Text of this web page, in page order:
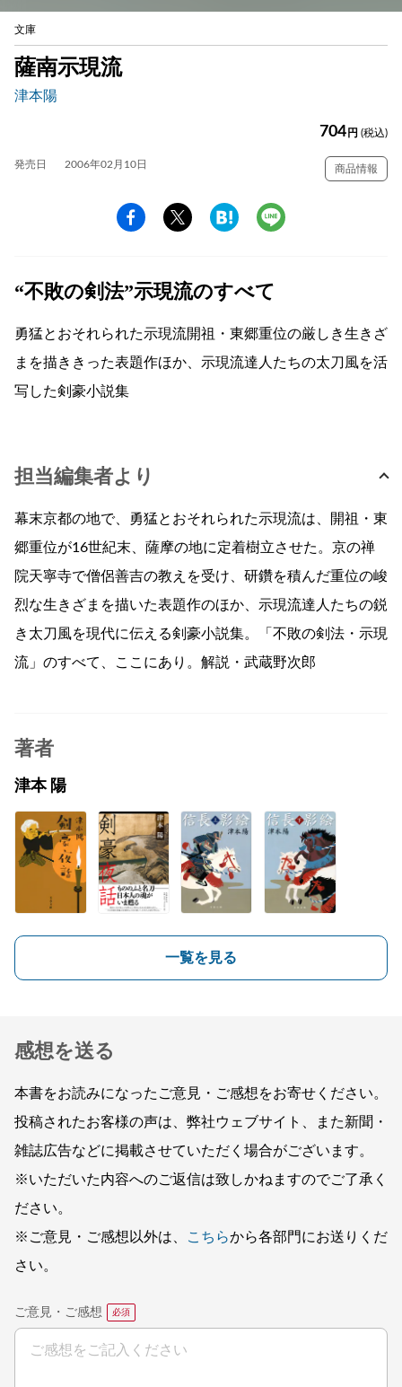
文庫
薩南示現流
津本陽
704 円 (税込)
発売日 2006年02月10日 商品情報
“不敗の剣法”示現流のすべて
勇猛とおそれられた示現流開祖・東郷重位の厳しき生きざ
まを描ききった表題作ほか、示現流達人たちの太刀風を活
写した剣豪小説集
担当編集者より
幕末京都の地で、勇猛とおそれられた示現流は、開祖・東
郷重位が16世紀末、薩摩の地に定着樹立させた。京の禅
院天寧寺で僧侶善吉の教えを受け、研鑽を積んだ重位の峻
烈な生きざまを描いた表題作のほか、示現流達人たちの鋭
き太刀風を現代に伝える剣豪小説集。「不敗の剣法・示現
流」のすべて、ここにあり。解説・武蔵野次郎
著者
津本 陽
一覧を見る
感想を送る
本書をお読みになったご意見・ご感想をお寄せください。
投稿されたお客様の声は、弊社ウェブサイト、また新聞・
雑誌広告などに掲載させていただく場合がございます。
※いただいた内容へのご返信は致しかねますのでご了承く
ださい。
※ご意見・ご感想以外は、
こちらから各部門にお送りくだ
さい。
ご意見・ご感想